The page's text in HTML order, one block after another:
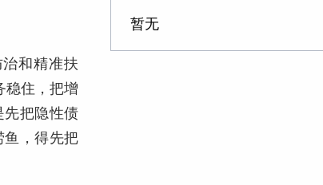
和精准扶
稳住，把增
先把隐性债
，得先把
从萨伊到熊彼特：再谈供给侧
暂无